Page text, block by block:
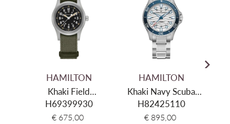
HAMILTON
Khaki Field
Mechanical 36
H69399930
€ 675,00
HAMILTON
Khaki Navy Scuba
Auto
H82425110
€ 895,00